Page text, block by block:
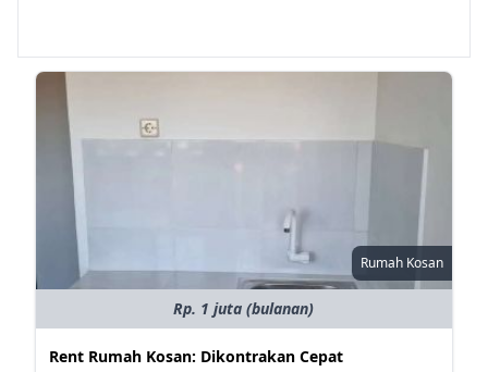
Rumah Kosan
Rp. 1 juta (bulanan)
Rent Rumah Kosan: Dikontrakan Cepat